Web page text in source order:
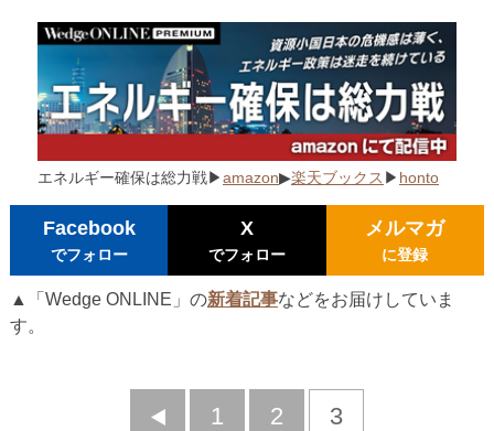
エネルギー確保は総力戦▶amazon▶楽天ブックス ▶ honto
Facebook
でフォロー
X
でフォロー
メルマガ
に登録
▲「Wedge ONLINE」の新着記事などをお届けしていま
す。
前
1 2 3